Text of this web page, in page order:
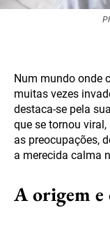
Num mundo onde
muitas vezes
destaca-se pela
que se tornou
as preocupações,
a merecida calma
A origem